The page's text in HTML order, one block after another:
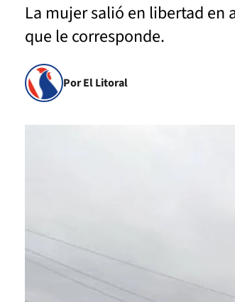
La mujer salió en libertad en
que le corresponde.
Por El Litoral